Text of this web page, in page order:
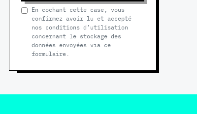
En cochant cette case, vous
confirmez avoir lu et accepté
nos conditions d’utilisation
concernant le stockage des
données envoyées via ce
formulaire.